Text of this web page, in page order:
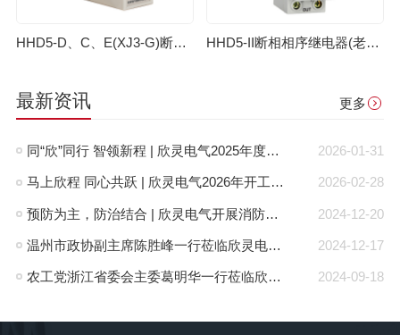
HHD5-D、C、E(XJ3-G)断相相序继电器（老款） HHD5-II断相相序继电器(老款)
最新资讯 更多
2026-01-31
同“欣”同行 智领新程 | 欣灵电气2025年度表彰总结大会暨新年酒会成功举办！
2026-02-28
马上欣程 同心共跃 | 欣灵电气2026年开工大吉！
2024-12-20
预防为主，防治结合 | 欣灵电气开展消防应急预案演练活动
2024-12-17
温州市政协副主席陈胜峰一行莅临欣灵电气调研指导
2024-09-18
农工党浙江省委会主委葛明华一行莅临欣灵电气考察调研